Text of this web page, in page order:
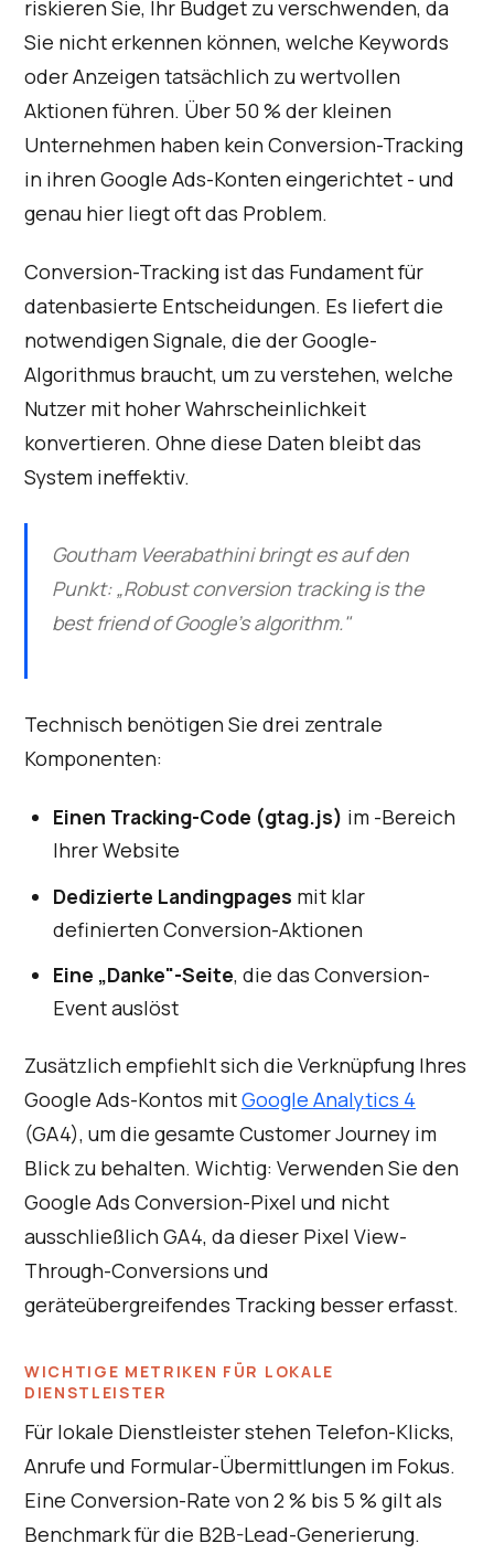
riskieren Sie, Ihr Budget zu verschwenden, da
Sie nicht erkennen können, welche Keywords
oder Anzeigen tatsächlich zu wertvollen
Aktionen führen. Über 50 % der kleinen
Unternehmen haben kein Conversion-Tracking
in ihren Google Ads-Konten eingerichtet - und
genau hier liegt oft das Problem.
Conversion-Tracking ist das Fundament für
datenbasierte Entscheidungen. Es liefert die
notwendigen Signale, die der Google-
Algorithmus braucht, um zu verstehen, welche
Nutzer mit hoher Wahrscheinlichkeit
konvertieren. Ohne diese Daten bleibt das
System ineffektiv.
Goutham Veerabathini bringt es auf den
Punkt: „Robust conversion tracking is the
best friend of Google's algorithm."
Technisch benötigen Sie drei zentrale
Komponenten:
Einen Tracking-Code (gtag.js) im -Bereich
Ihrer Website
Dedizierte Landingpages mit klar
definierten Conversion-Aktionen
Eine „Danke"-Seite, die das Conversion-
Event auslöst
Zusätzlich empfiehlt sich die Verknüpfung Ihres
Google Ads-Kontos mitGoogle Analytics 4
(GA4), um die gesamte Customer Journey im
Blick zu behalten. Wichtig: Verwenden Sie den
Google Ads Conversion-Pixel und nicht
ausschließlich GA4, da dieser Pixel View-
Through-Conversions und
geräteübergreifendes Tracking besser erfasst.
WICHTIGE METRIKEN FÜR LOKALE
DIENSTLEISTER
Für lokale Dienstleister stehen Telefon-Klicks,
Anrufe und Formular-Übermittlungen im Fokus.
Eine Conversion-Rate von 2 % bis 5 % gilt als
Benchmark für die B2B-Lead-Generierung.